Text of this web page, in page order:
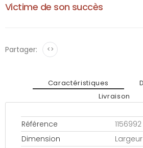
Victime de son succès
Partager: <>
Caractéristiques
Livraison
Référence
1156992
Dimension